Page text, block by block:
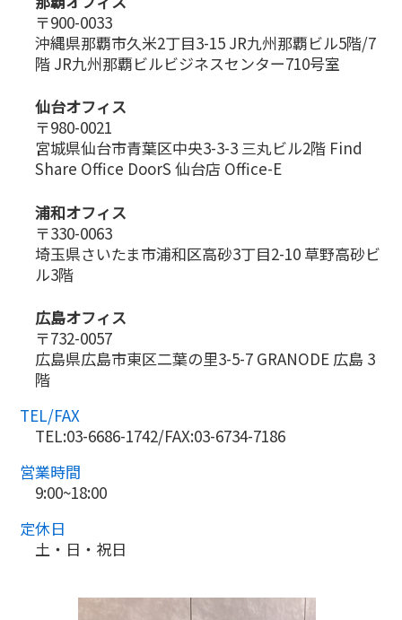
〒900-0033
沖縄県那覇市久米2丁目3-15 JR九州那覇ビル5階/7
階 JR九州那覇ビルビジネスセンター710号室
仙台オフィス
〒980-0021
宮城県仙台市青葉区中央3-3-3 三丸ビル2階 Find
Share Office DoorS 仙台店 Office-E
浦和オフィス
〒330-0063
埼玉県さいたま市浦和区高砂3丁目2-10 草野高砂ビ
ル3階
広島オフィス
〒732-0057
広島県広島市東区二葉の里3-5-7 GRANODE 広島 3
階
TEL/FAX
TEL:03-6686-1742/FAX:03-6734-7186
営業時間
9:00~18:00
定休日
土・日・祝日